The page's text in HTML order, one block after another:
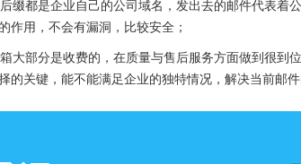
缀都是企业自己的公司域名，发出去的邮件代表着
作用，不会有漏洞，比较安全；
大部分是收费的，在质量与售后服务方面做到很到
的关键，能不能满足企业的独特情况，解决当前邮件